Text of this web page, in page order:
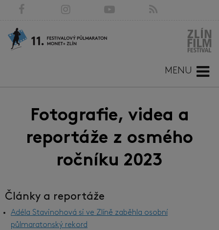
MENU
Fotografie, videa a
reportáže z osmého
ročníku 2023
Články a reportáže
Adéla Stavinohová si ve Zlíně zaběhla osobní
půlmaratonský rekord